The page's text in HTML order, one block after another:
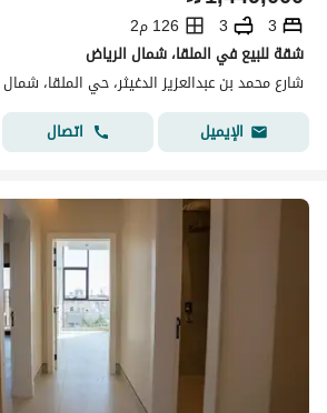
3
3
126 م2
شقة للبيع في الملقا، شمال الرياض
شارع محمد بن عبدالعزيز الدغيثر، حي الملقا،
الإيميل
اتصال